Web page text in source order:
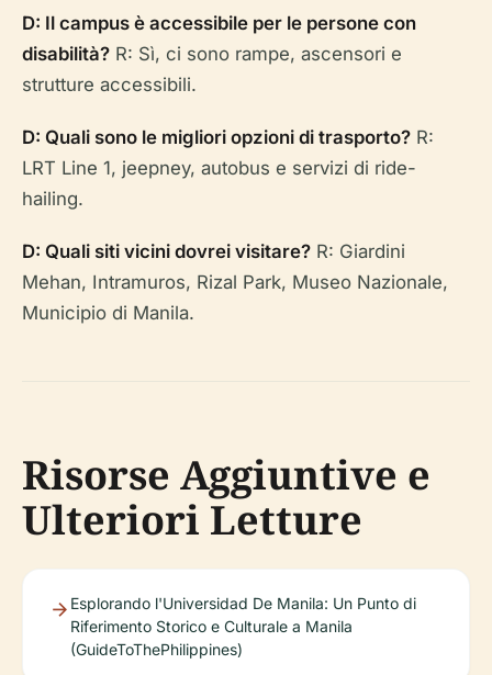
D: Il campus è accessibile per le persone con
disabilità? R: Sì, ci sono rampe, ascensori e
strutture accessibili.
D: Quali sono le migliori opzioni di trasporto? R:
LRT Line 1, jeepney, autobus e servizi di ride-
hailing.
D: Quali siti vicini dovrei visitare? R: Giardini
Mehan, Intramuros, Rizal Park, Museo Nazionale,
Municipio di Manila.
Risorse Aggiuntive e
Ulteriori Letture
Esplorando l'Universidad De Manila: Un Punto di
Riferimento Storico e Culturale a Manila
(GuideToThePhilippines)